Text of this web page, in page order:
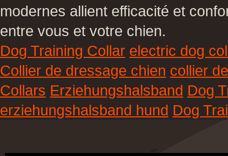
modernes allient efficacité et
entre vous et votre chien.
Dog Training Collar electric dog
Collier de dressage chien collier
Collars Erziehungshalsband Dog
erziehungshalsband hund Dog